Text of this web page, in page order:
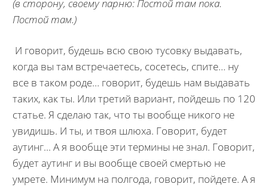
(в сторону, своему парню: Постой там пока.
Постой там.)
И говорит, будешь всю свою тусовку выдавать,
когда вы там встречаетесь, сосетесь, спите… ну
все в таком роде… говорит, будешь нам выдавать
таких, как ты. Или третий вариант, пойдешь по 120
статье. Я сделаю так, что ты вообще никого не
увидишь. И ты, и твоя шлюха. Говорит, будет
аутинг... А я вообще эти термины не знал. Говорит,
будет аутинг и вы вообще своей смертью не
умрете. Минимум на полгода, говорит, пойдете. А я